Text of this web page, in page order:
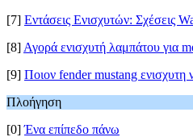
[7] Εντάσεις Ενισχυτών: Σχέσεις
[8] Αγορά ενισχυτή λαμπάτου για
[9] Ποιον fender mustang ενισχυτη
Πλοήγηση
[0]Ένα επίπεδο πάνω